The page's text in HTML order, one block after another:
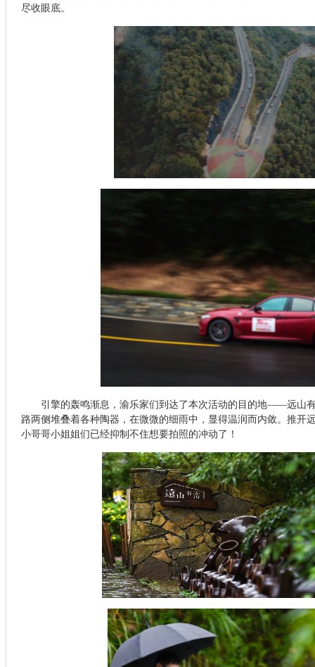
尽收眼底。
引擎的轰鸣渐息，渝乐家们到达了本次活动的目的地——远山
路两侧堆叠着各种陶器，在微微的细雨中，显得温润而内敛。 推开
小哥哥小姐姐们已经抑制不住想要拍照的冲动了！